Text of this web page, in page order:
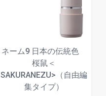
ネーム9 日本の伝統色
桜鼠＜
SAKURANEZU>（自由編
集タイプ）